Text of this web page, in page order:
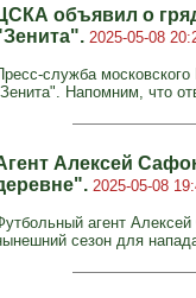
объявил о
2025-05-08
служба
Напомним, что
Алексей
2025-05-08
агент
сезон для